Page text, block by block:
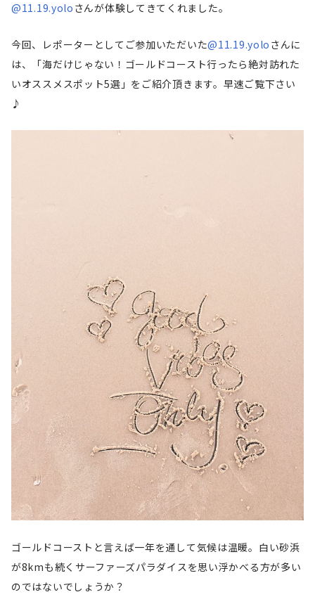
@11.19.yolo さんが体験してきてくれました。
今回、レポーターとしてご参加いただいた@11.19.yolo さんに
は、「海だけじゃない！ゴールドコースト行ったら絶対訪れた
いオススメスポット5選」をご紹介頂きます。早速ご覧下さい
♪
ゴールドコーストと言えば一年を通して気候は温暖。白い砂浜
が8kmも続くサーファーズパラダイスを思い浮かべる方が多い
のではないでしょうか？